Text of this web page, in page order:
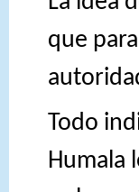
que
Todo
Humala